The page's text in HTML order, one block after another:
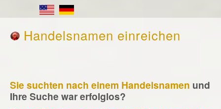
Handelsnamen einreichen
Sie suchten nach einem Handelsnamen und
Ihre Suche war erfolglos?